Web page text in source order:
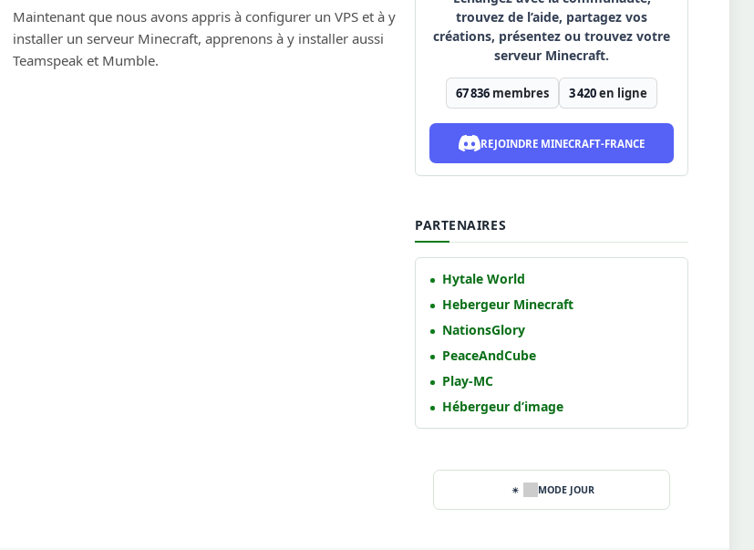
Maintenant que nous avons appris à configurer un VPS et à y
installer un serveur Minecraft, apprenons à y installer aussi
Teamspeak et Mumble.
trouvez de l’aide, partagez vos
créations, présentez ou trouvez votre
serveur Minecraft.
67 836 membres 3 420en ligne
REJOINDRE MINECRAFT-FRANCE
PARTENAIRES
Hytale World
Hebergeur Minecraft
NationsGlory
PeaceAndCube
Play-MC
Hébergeur d’image
MODE JOUR